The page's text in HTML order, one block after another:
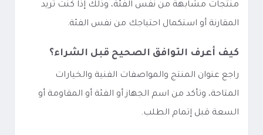
منتجات مشابهة من نفس الفئة، وذلك إذا كنت تريد
المقارنة أو استكمال احتياجك من نفس الفئة.
كيف أعرف التوافق الصحيح قبل الشراء؟
راجع عنوان المنتج والمواصفات الفنية والخيارات
المتاحة، وتأكد من اسم الجهاز أو الفئة أو المقاومة أو
السعة قبل إتمام الطلب.